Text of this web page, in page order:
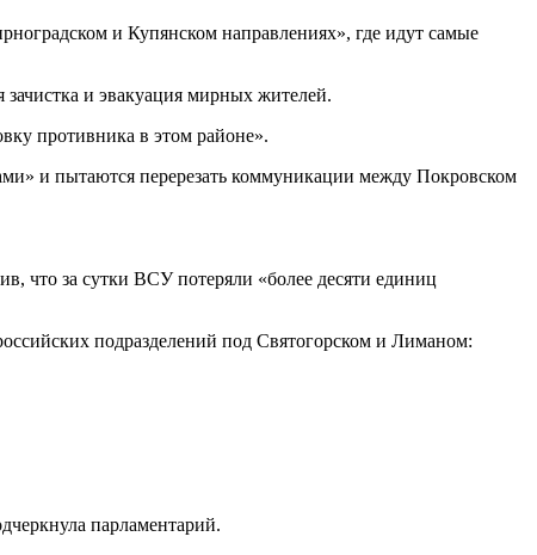
и Купянском направлениях», где идут самые
зачистка и эвакуация мирных жителей.
противника в этом районе».
и пытаются перерезать коммуникации между Покровском
что за сутки ВСУ потеряли «более десяти единиц
подразделений под Святогорском и Лиманом:
парламентарий.